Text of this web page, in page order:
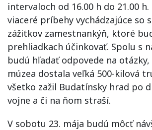
intervaloch od 16.00 h do 21.00 h.
viaceré príbehy vychádzajúce so
zážitkov zamestnankýň, ktoré
prehliadkach účinkovať. Spolu s
budú hľadať odpovede na otázky,
múzea dostala veľká 500-kilová
všetko zažil Budatínsky hrad po
vojne a či na ňom straší.
V sobotu 23. mája budú môcť